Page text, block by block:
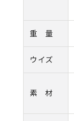
重 量
ウイズ
素 材